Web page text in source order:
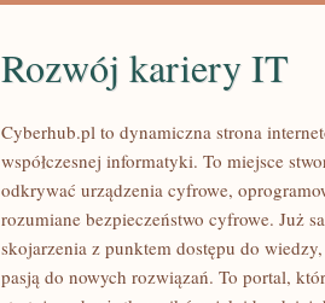
Rozwój kariery IT
Cyberhub.pl to dynamiczna strona
współczesnej informatyki. To miejsce
odkrywać urządzenia cyfrowe,
rozumiane bezpieczeństwo cyfrowe. Już
skojarzenia z punktem dostępu do
pasją do nowych rozwiązań. To portal,